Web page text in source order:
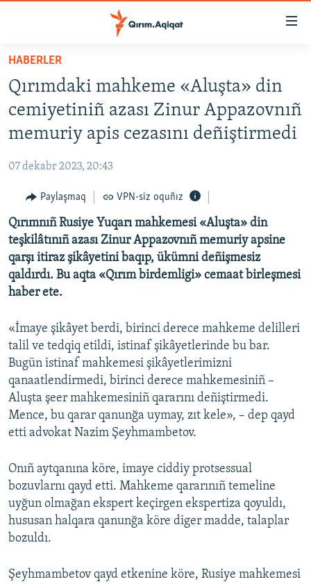
Esas
qaytmaq
Baş
navigatsiyağa
qaytmaq
Qıdıruvğa
HABERLER
SİYASET
İQTİSADİYAT
MEDENİYET
İNSAN AQLARI
VİDEO
SÜRET
BLOGLAR
FİKİR
Русский
Українською
QOŞULIÑIZ!
RFE/RS bütün saytları
HABERLER
Qırımdaki mahkeme «Aluşta» din
cemiyetiniñ azası Zinur Appazovnıñ
memuriy apis cezasını deñiştirmedi
07 dekabr 2023, 20:43
Paylaşmaq VPN-siz oquñız
Qırımnıñ Rusiye Yuqarı mahkemesi «Aluşta» din
teşkilâtınıñ azası Zinur Appazovnıñ memuriy apsine
qarşı itiraz şikâyetini baqıp, ükümni deñişmesiz
qaldırdı. Bu aqta «Qırım birdemligi» cemaat birleşmesi
haber ete.
«İmaye şikâyet berdi, birinci derece mahkeme delilleri
talil ve tedqiq etildi, istinaf şikâyetlerinde bu bar.
Bugün istinaf mahkemesi şikâyetlerimizni
qanaatlendirmedi, birinci derece mahkemesiniñ –
Aluşta şeer mahkemesiniñ qararını deñiştirmedi.
Mence, bu qarar qanunğa uymay, zıt kele», – dep qayd
etti advokat Nazim Şeyhmambetov.
Onıñ aytqanına köre, imaye ciddiy protsessual
bozuvlarnı qayd etti. Mahkeme qararınıñ temeline
uyğun olmağan ekspert keçirgen ekspertiza qoyuldı,
hususan halqara qanunğa köre diger madde, talaplar
bozuldı.
Şeyhmambetov qayd etkenine köre, Rusiye mahkemesi